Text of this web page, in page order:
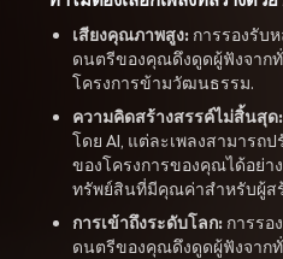
เสียงคุณภาพสูง: การรองรับ
ดนตรีของคุณดึงดูดผู้ฟังจากทั่
โครงการข้ามวัฒนธรรม.
ความคิดสร้างสรรค์ไม่สิ้นสุด:
โดย AI, แต่ละเพลงสามารถ
ของโครงการของคุณได้อย่า
ทรัพย์สินที่มีคุณค่าสำหรับผู้ส
การเข้าถึงระดับโลก: การรอ
ดนตรีของคุณดึงดูดผู้ฟังจากทั่